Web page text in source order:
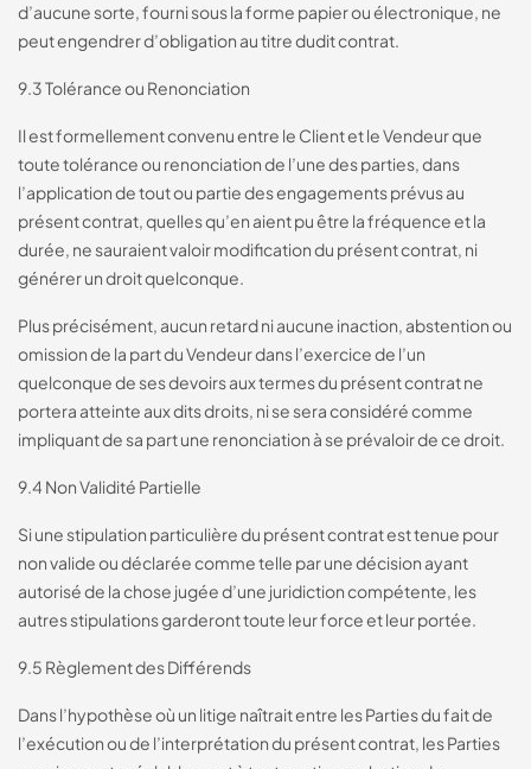
d’aucune sorte, fourni sous la forme papier ou électronique, ne
peut engendrer d’obligation au titre dudit contrat.
9.3 Tolérance ou Renonciation
Il est formellement convenu entre le Client et le Vendeur que
toute tolérance ou renonciation de l’une des parties, dans
l’application de tout ou partie des engagements prévus au
présent contrat, quelles qu’en aient pu être la fréquence et la
durée, ne sauraient valoir modification du présent contrat, ni
générer un droit quelconque.
Plus précisément, aucun retard ni aucune inaction, abstention ou
omission de la part du Vendeur dans l’exercice de l’un
quelconque de ses devoirs aux termes du présent contrat ne
portera atteinte aux dits droits, ni se sera considéré comme
impliquant de sa part une renonciation à se prévaloir de ce droit.
9.4 Non Validité Partielle
Si une stipulation particulière du présent contrat est tenue pour
non valide ou déclarée comme telle par une décision ayant
autorisé de la chose jugée d’une juridiction compétente, les
autres stipulations garderont toute leur force et leur portée.
9.5 Règlement des Différends
Dans l’hypothèse où un litige naîtrait entre les Parties du fait de
l’exécution ou de l’interprétation du présent contrat, les Parties